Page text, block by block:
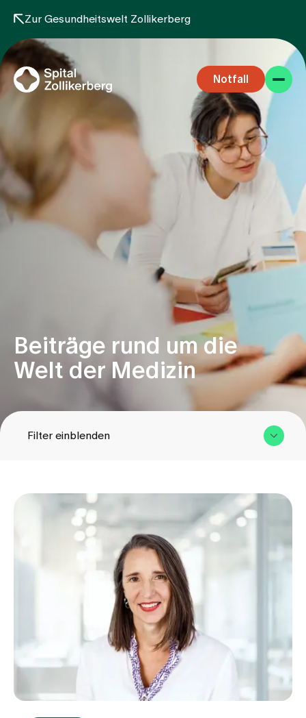
Zur Gesundheitswelt Zollikerberg
Notfall
Fachbereiche
Zuweisende
Über uns
Jobs & Karriere
Beiträge rund um die
Welt der Medizin
Filter einblenden
Kategorie